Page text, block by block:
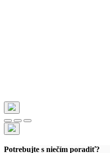
Potrebujte s niečím poradiť?